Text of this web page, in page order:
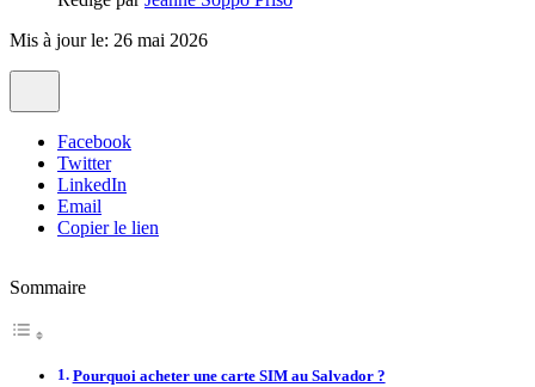
Mis à jour le: 26 mai 2026
Facebook
Twitter
LinkedIn
Email
Copier le lien
Sommaire
Pourquoi acheter une carte SIM au Salvador ?